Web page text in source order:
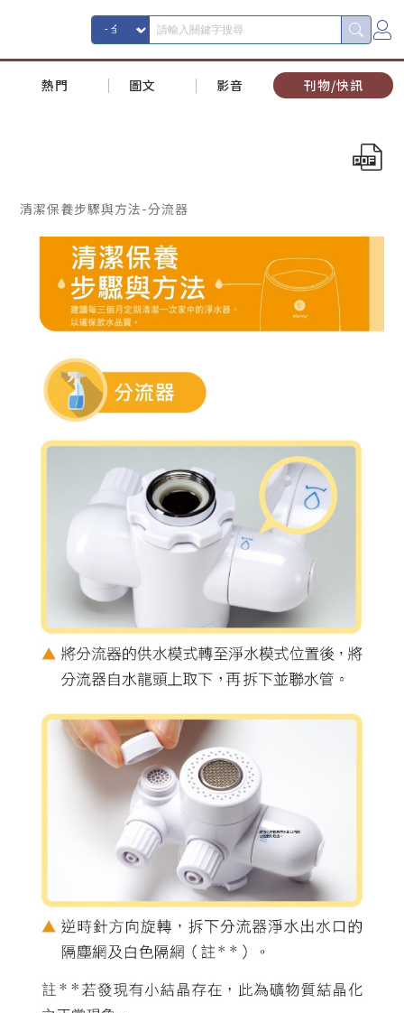
熱門 圖文 影音 刊物/快訊
清潔保養步驟與方法-分流器